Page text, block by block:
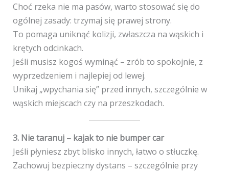
Choć rzeka nie ma pasów, warto stosować się do
ogólnej zasady: trzymaj się prawej strony.
To pomaga uniknąć kolizji, zwłaszcza na wąskich i
krętych odcinkach.
Jeśli musisz kogoś wyminąć – zrób to spokojnie, z
wyprzedzeniem i najlepiej od lewej.
Unikaj „wpychania się” przed innych, szczególnie w
wąskich miejscach czy na przeszkodach.
3. Nie taranuj – kajak to nie bumper car
Jeśli płyniesz zbyt blisko innych, łatwo o stłuczkę.
Zachowuj bezpieczny dystans – szczególnie przy